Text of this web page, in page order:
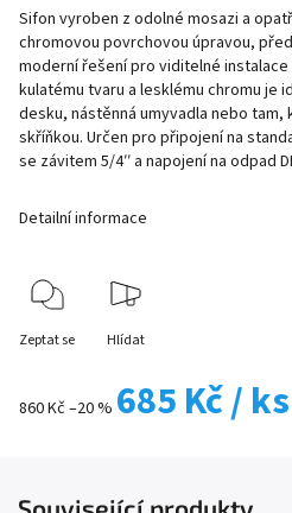
860 Kč–20 % 685 Kč/ ks
Sifon vyroben z odolné mosazi a
chromovou povrchovou úpravou,
moderní řešení pro viditelné
kulatému tvaru a lesklému chromu je
desku, nástěnná umyvadla nebo
skříňkou. Určen pro připojení na
se závitem 5/4′′ a napojení na odpad
Detailní informace
Zeptat se Hlídat
Související produkty